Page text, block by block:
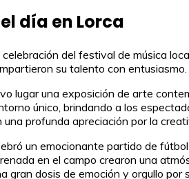
día en Lorca
del festival de música
su talento con
lugar una exposición de arte
único, brindando a los
profunda apreciación por la
un emocionante partido de
en el campo crearon una
gran dosis de emoción y orgullo por